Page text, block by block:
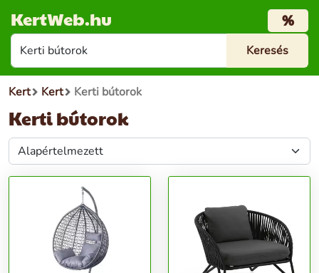
KertWeb.hu %
Kert Kert Kerti bútorok
Kerti bútorok